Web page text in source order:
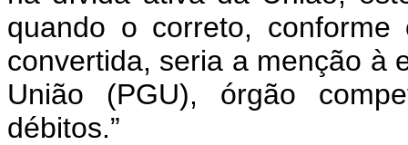
quando o correto,
convertida, seria a menção à
União (PGU), órgão
débitos.”